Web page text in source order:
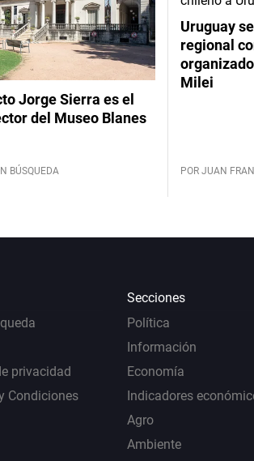
Jorge Sierra es el
del Museo Blanes
BÚSQUEDA
Uruguay
regional
Milei
POR JUAN
privacidad
Condiciones
Secciones
Política
Información
Economía
Indicadores
Agro
Ambiente